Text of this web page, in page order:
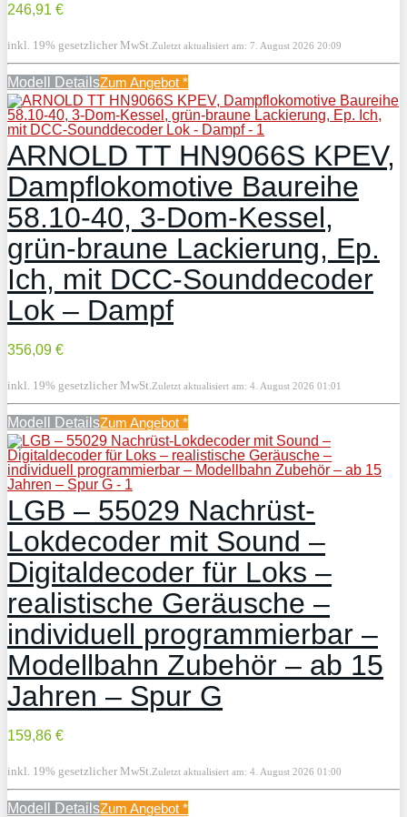
246,91 €
inkl. 19% gesetzlicher MwSt. Zuletzt aktualisiert am: 7. August 2026 20:09
Modell DetailsZum Angebot *
ARNOLD TT HN9066S KPEV,
Dampflokomotive Baureihe
58.10-40, 3-Dom-Kessel,
grün-braune Lackierung, Ep.
Ich, mit DCC-Sounddecoder
Lok – Dampf
356,09 €
inkl. 19% gesetzlicher MwSt. Zuletzt aktualisiert am: 4. August 2026 01:01
Modell DetailsZum Angebot *
LGB – 55029 Nachrüst-
Lokdecoder mit Sound –
Digitaldecoder für Loks –
realistische Geräusche –
individuell programmierbar –
Modellbahn Zubehör – ab 15
Jahren – Spur G
159,86 €
inkl. 19% gesetzlicher MwSt. Zuletzt aktualisiert am: 4. August 2026 01:00
Modell DetailsZum Angebot *